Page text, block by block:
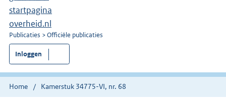
U
bent
nu
hier:
Publicaties Officiële publicaties
Inloggen
Home Kamerstuk 34775-VI, nr. 68